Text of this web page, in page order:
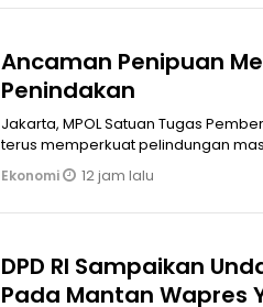
Ancaman Penipuan
Penindakan
Jakarta, MPOL Satuan Tugas
terus memperkuat pelindungan
Ekonomi 12 jam lalu
DPD RI Sampaikan
Pada Mantan Wapres